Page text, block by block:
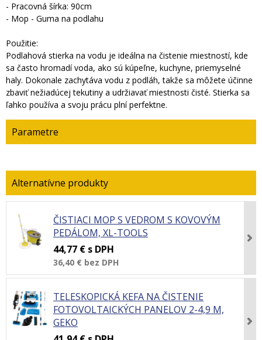
- Pracovná šírka: 90cm
- Mop - Guma na podlahu
Použitie:
Podlahová stierka na vodu je ideálna na čistenie miestností, kde
sa často hromadí voda, ako sú kúpeľne, kuchyne, priemyselné
haly. Dokonale zachytáva vodu z podláh, takže sa môžete účinne
zbaviť nežiadúcej tekutiny a udržiavať miestnosti čisté. Stierka sa
ľahko používa a svoju prácu plní perfektne.
Parametre
ČISTIACI MOP S VEDROM S KOVOVÝM
PEDÁLOM, XL-TOOLS
44,77 € s DPH
36,40 € bez DPH
TELESKOPICKÁ KEFA NA ČISTENIE
FOTOVOLTAICKÝCH PANELOV 2-4,9 M,
GEKO